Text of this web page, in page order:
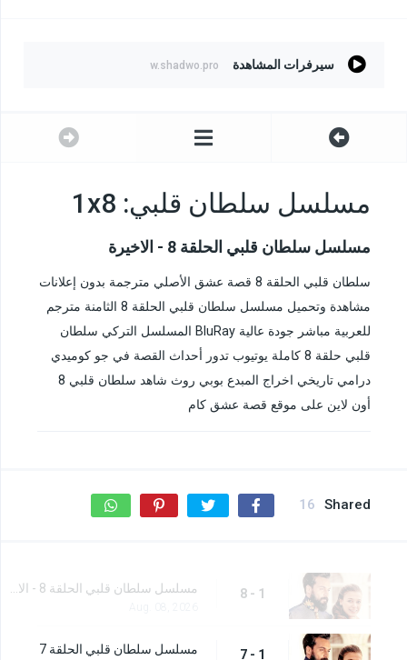
سيرفرات المشاهدة w.shadwo.pro
مسلسل سلطان قلبي: 1x8
مسلسل سلطان قلبي الحلقة 8 - الاخيرة
سلطان قلبي الحلقة 8 قصة عشق الأصلي مترجمة بدون إعلانات
مشاهدة وتحميل مسلسل سلطان قلبي الحلقة 8 الثامنة مترجم
للعربية مباشر جودة عالية BluRay المسلسل التركي سلطان
قلبي حلقة 8 كاملة يوتيوب تدور أحداث القصة في جو كوميدي
درامي تاريخي اخراج المبدع بوبي روث شاهد سلطان قلبي 8
أون لاين على موقع قصة عشق كام
Shared
16
1 - 8
1 - 7 مسلسل سلطان قلبي الحلقة 7